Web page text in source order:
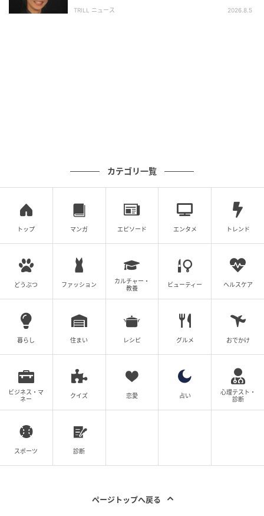
TRILL ニュース 2026.8.5
カテゴリ一覧
トップ マンガ エピソード エンタメ トレンド
どうぶつ ファッション
カルチャー・
教養
ビューティー ヘルスケア
暮らし 住まい レシピ グルメ おでかけ
ビジネス・マ
ネー
クイズ 恋愛 占い
心理テスト・
診断
スポーツ 診断
ページトップへ戻る